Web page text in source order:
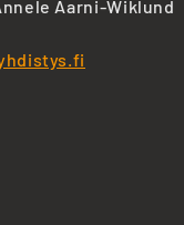
Aarni-Wiklund